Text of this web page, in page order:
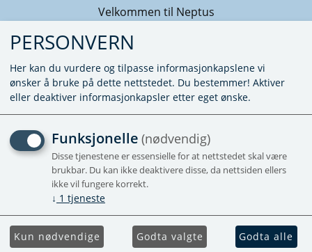
Velkommen til Neptus
O-RING 16X2MM
Utgående
PERSONVERN
Her kan du vurdere og tilpasse informasjonkapslene vi
ønsker å bruke på dette nettstedet. Du bestemmer! Aktiver
eller deaktiver informasjonkapsler etter eget ønske.
Funksjonelle (nødvendig)
Disse tjenestene er essensielle for at nettstedet skal være
brukbar. Du kan ikke deaktivere disse, da nettsiden ellers
ikke vil fungere korrekt.
↓ 1 tjeneste
Kun nødvendige Godta valgte Godta alle